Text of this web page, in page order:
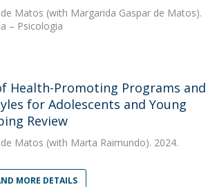
Matos (with Margarida Gaspar de Matos).
– Psicologia
Health-Promoting Programs and
for Adolescents and Young
Review
Matos (with Marta Raimundo). 2024.
MORE DETAILS